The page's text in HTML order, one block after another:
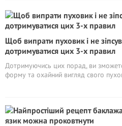
Щоб випрати пуховик і не
дотримуватися цих 3-х правил
Дотримуючись цих порад, ви
форму та охайний вигляд свого